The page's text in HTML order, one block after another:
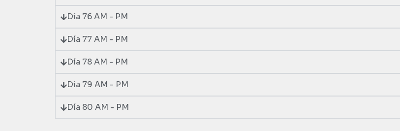
Día 76 AM - PM
Día 77 AM - PM
Día 78 AM - PM
Día 79 AM - PM
Día 80 AM - PM